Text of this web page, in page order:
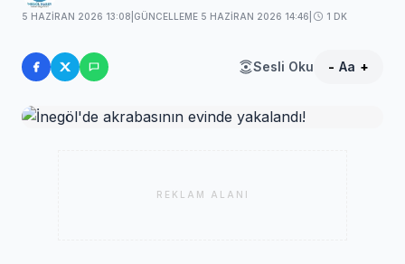
5 HAZIRAN 2026 13:08 GÜNCELLEME 5 HAZIRAN 2026 14:46 1 DK
Sesli Oku - Aa +
REKLAM ALANI